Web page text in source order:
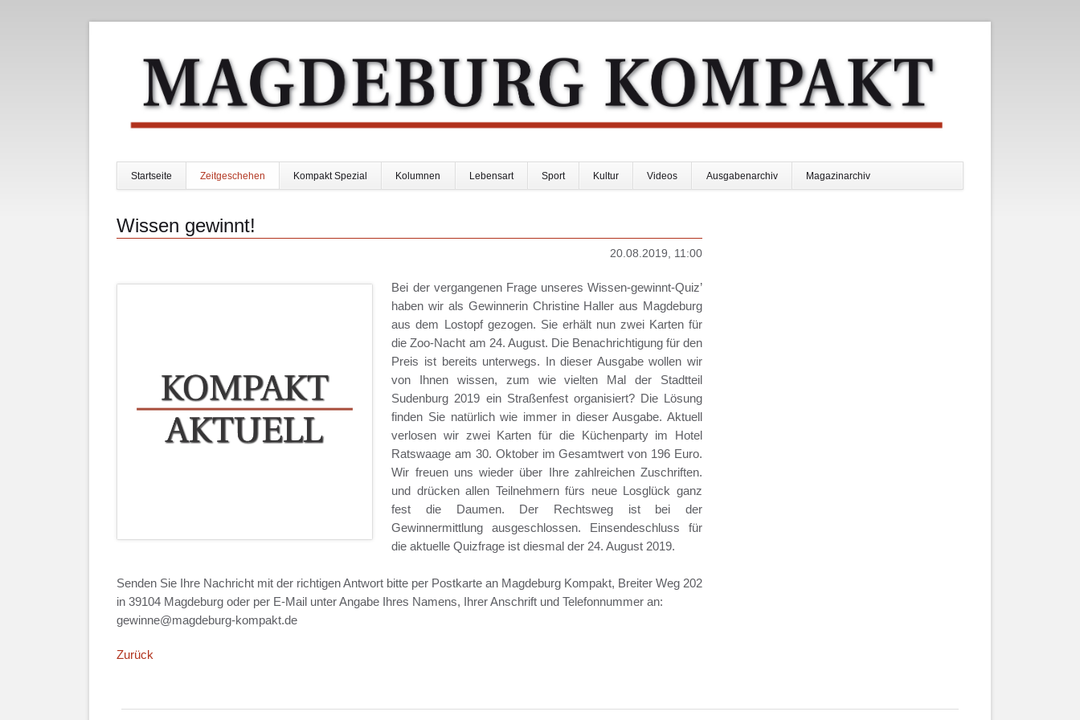
Startseite Zeitgeschehen Kompakt Spezial Kolumnen Lebensart Sport Kultur Videos Ausgabenarchiv Magazinarchiv
Wissen gewinnt!
20.08.2019, 11:00
Bei der vergangenen Frage unseres Wissen-gewinnt-Quiz’
haben wir als Gewinnerin Christine Haller aus Magdeburg
aus dem Lostopf gezogen. Sie erhält nun zwei Karten für
die Zoo-Nacht am 24. August. Die Benachrichtigung für den
Preis ist bereits unterwegs. In dieser Ausgabe wollen wir
von Ihnen wissen, zum wie vielten Mal der Stadtteil
Sudenburg 2019 ein Straßenfest organisiert? Die Lösung
finden Sie natürlich wie immer in dieser Ausgabe. Aktuell
verlosen wir zwei Karten für die Küchenparty im Hotel
Ratswaage am 30. Oktober im Gesamtwert von 196 Euro.
Wir freuen uns wieder über Ihre zahlreichen Zuschriften.
und drücken allen Teilnehmern fürs neue Losglück ganz
fest die Daumen. Der Rechtsweg ist bei der
Gewinnermittlung ausgeschlossen. Einsendeschluss für
die aktuelle Quizfrage ist diesmal der 24. August 2019.
Senden Sie Ihre Nachricht mit der richtigen Antwort bitte per Postkarte an Magdeburg Kompakt, Breiter Weg 202
in 39104 Magdeburg oder per E-Mail unter Angabe Ihres Namens, Ihrer Anschrift und Telefonnummer an:
gewinne@magdeburg-kompakt.de
Zurück